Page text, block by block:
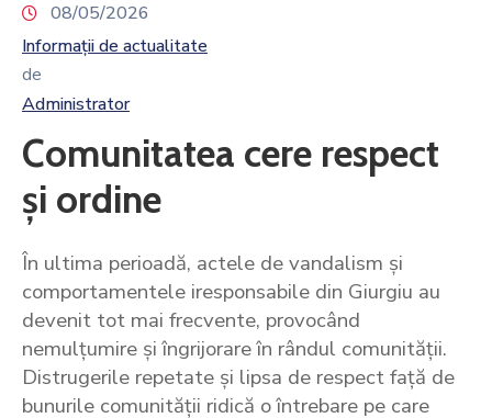
08/05/2026
Informații de actualitate
de
Administrator
Comunitatea cere respect
și ordine
În ultima perioadă, actele de vandalism și
comportamentele iresponsabile din Giurgiu au
devenit tot mai frecvente, provocând
nemulțumire și îngrijorare în rândul comunității.
Distrugerile repetate și lipsa de respect față de
bunurile comunității ridică o întrebare pe care